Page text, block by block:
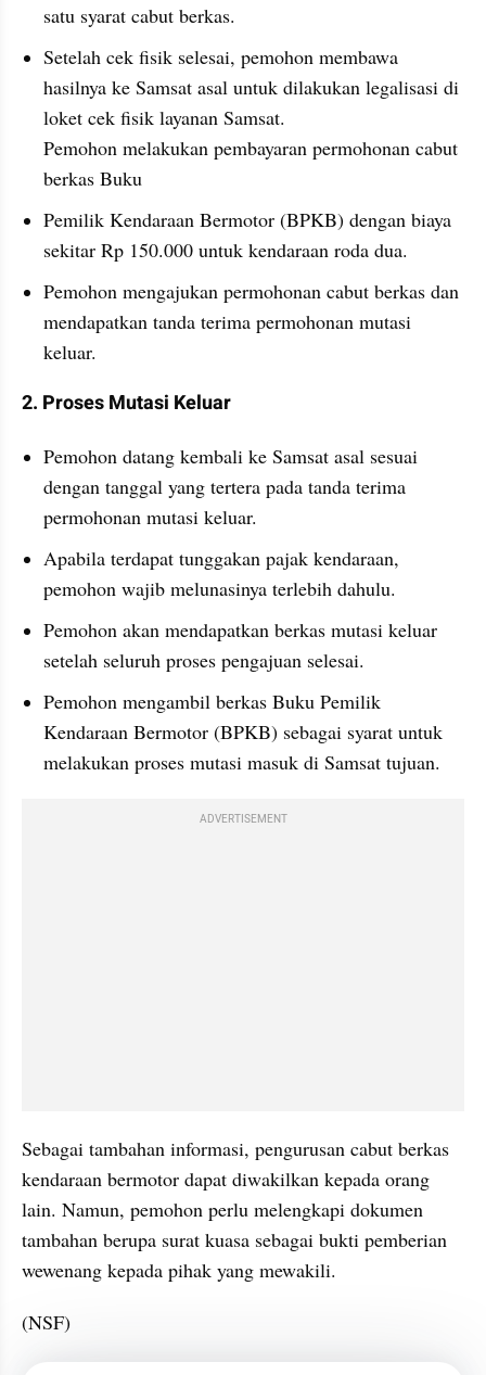
satu syarat cabut berkas.
Setelah cek fisik selesai, pemohon membawa
hasilnya ke Samsat asal untuk dilakukan legalisasi di
loket cek fisik layanan Samsat.
Pemohon melakukan pembayaran permohonan cabut
berkas Buku
Pemilik Kendaraan Bermotor (BPKB) dengan biaya
sekitar Rp 150.000 untuk kendaraan roda dua.
Pemohon mengajukan permohonan cabut berkas dan
mendapatkan tanda terima permohonan mutasi
keluar.
2. Proses Mutasi Keluar
Pemohon datang kembali ke Samsat asal sesuai
dengan tanggal yang tertera pada tanda terima
permohonan mutasi keluar.
Apabila terdapat tunggakan pajak kendaraan,
pemohon wajib melunasinya terlebih dahulu.
Pemohon akan mendapatkan berkas mutasi keluar
setelah seluruh proses pengajuan selesai.
Pemohon mengambil berkas Buku Pemilik
Kendaraan Bermotor (BPKB) sebagai syarat untuk
melakukan proses mutasi masuk di Samsat tujuan.
ADVERTISEMENT
Sebagai tambahan informasi, pengurusan cabut berkas
kendaraan bermotor dapat diwakilkan kepada orang
lain. Namun, pemohon perlu melengkapi dokumen
tambahan berupa surat kuasa sebagai bukti pemberian
wewenang kepada pihak yang mewakili.
(NSF)